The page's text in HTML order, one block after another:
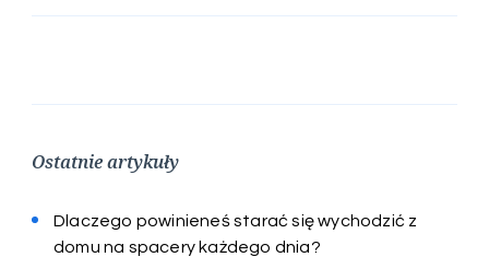
Ostatnie artykuły
Dlaczego powinieneś starać się wychodzić z
domu na spacery każdego dnia?